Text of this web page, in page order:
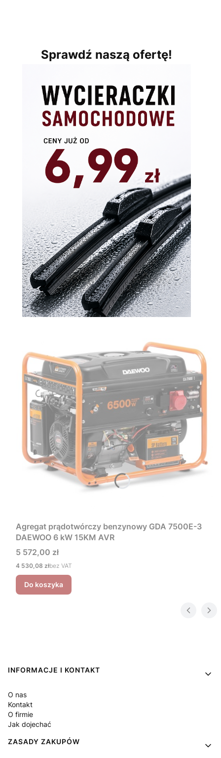
Sprawdź naszą ofertę!
Agregat prądotwórczy benzynowy GDA 7500E-3
DAEWOO 6 kW 15KM AVR
Cena
5 572,00 zł
Cena
4 530,08 złbez VAT
Do koszyka
Linki w stopce
INFORMACJE I KONTAKT
O nas
Kontakt
O firmie
Jak dojechać
ZASADY ZAKUPÓW